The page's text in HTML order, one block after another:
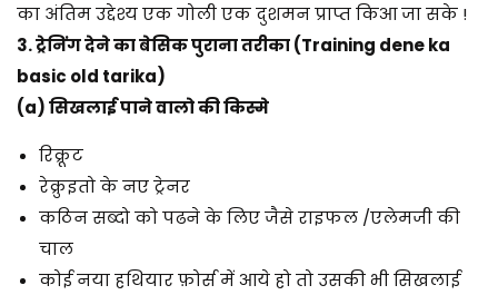
का अंतिम उद्देश्य एक गोली एक दुशमन प्राप्त किआ जा सके !
3. ट्रेनिंग देने का बेसिक पुराना तरीका (Training dene ka
basic old tarika)
(a) सिखलाई पाने वालो की किस्मे
रिक्रूट
रेक्रुइतो के नए ट्रेनर
कठिन सब्दो को पढने के लिए जैसे राइफल /एलेमजी की
चाल
कोई नया हथियार फ़ोर्स में आये हो तो उसकी भी सिखलाई